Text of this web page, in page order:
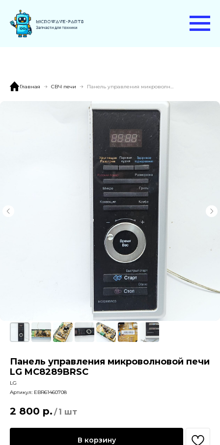
Главная СВЧ печи
Панель управления микроволновой печи
LG MC8289BRSC
LG
Артикул: EBR61460708
2 800 р. / 1 шт
В корзину